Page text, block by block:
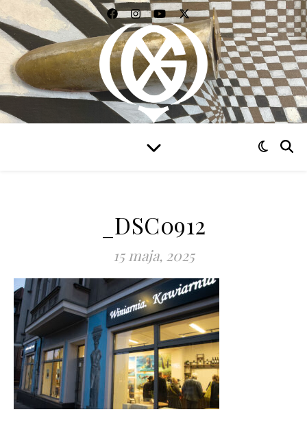
WIDZIEĆ WSZYSTKO
_DSC0912
15 maja, 2025